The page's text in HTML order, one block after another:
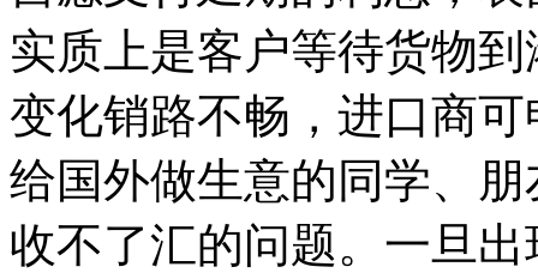
实质上是客户等待货物
变化销路不畅，进口商
给国外做生意的同学、
收不了汇的问题。一旦